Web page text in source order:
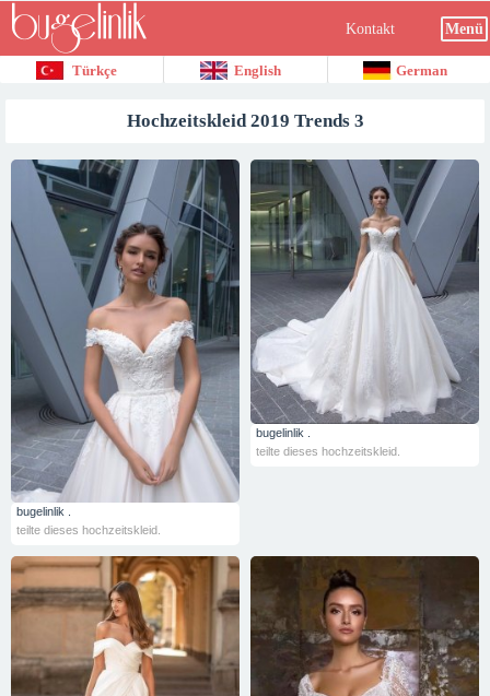
Kontakt Menü
Türkçe English German
Hochzeitskleid 2019 Trends 3
bugelinlik .
teilte dieses hochzeitskleid.
bugelinlik .
teilte dieses hochzeitskleid.